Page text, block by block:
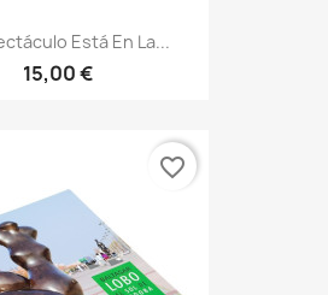
Está En La...
15,00 €
favorite_border